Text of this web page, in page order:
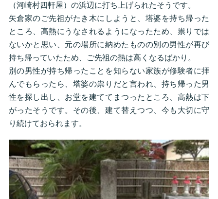
（河崎村四軒屋）の浜辺に打ち上げられたそうです。
矢倉家のご先祖がたき木にしようと、塔婆を持ち帰った
ところ、高熱にうなされるようになったため、祟りでは
ないかと思い、元の場所に納めたものの別の男性が再び
持ち帰っていたため、ご先祖の熱は高くなるばかり。
別の男性が持ち帰ったことを知らない家族が修験者に拝
んでもらったら、塔婆の祟りだと言われ、持ち帰った男
性を探し出し、お堂を建ててまつったところ、高熱は下
がったそうです。その後、建て替えつつ、今も大切に守
り続けておられます。